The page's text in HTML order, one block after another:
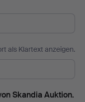
als Klartext anzeigen.
Skandia Auktion.